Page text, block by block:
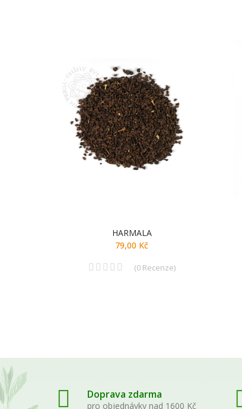
HARMALA
79,00 Kč
(0Recenze)
Doprava zdarma
pro objednávky nad 1600 Kč